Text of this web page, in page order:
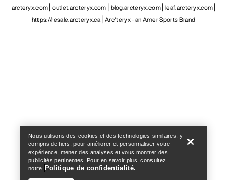
arcteryx.com outlet.arcteryx.com blog.arcteryx.com leaf.arcteryx.com
https://resale.arcteryx.ca Arc'teryx - an Amer Sports Brand
Nous utilisons des cookies et des technologies similaires, y
compris de tiers, pour améliorer et personnaliser votre
expérience, mener des analyses et vous montrer des
publicités pertinentes. Pour en savoir plus, consultez
notre
Politique de confidentialité.